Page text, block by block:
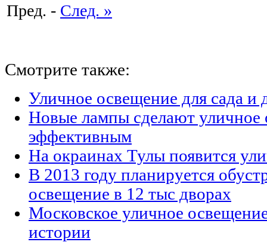
Пред. - След. »
Смотрите также:
Уличное освещение для сада и
Новые лампы сделают уличное
эффективным
На окраинах Тулы появится
В 2013 году планируется
освещение в 12 тыс дворах
Московское уличное
истории